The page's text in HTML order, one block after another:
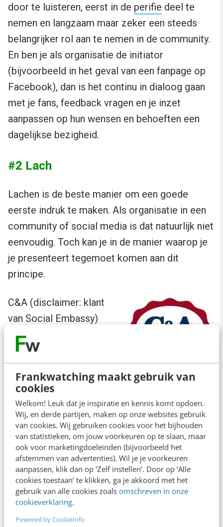
Frankwatching maakt gebruik van
cookies
Welkom! Leuk dat je inspiratie en kennis komt opdoen.
Wij, en derde partijen, maken op onze websites gebruik
van cookies. Wij gebruiken cookies voor het bijhouden
van statistieken, om jouw voorkeuren op te slaan, maar
ook voor marketingdoeleinden (bijvoorbeeld het
afstemmen van advertenties). Wil je je voorkeuren
aanpassen, klik dan op ‘Zelf instellen’. Door op ‘Alle
cookies toestaan’ te klikken, ga je akkoord met het
gebruik van alle cookies zoals omschreven in onze
cookieverklaring.
Powered by CookieInfo
door te luisteren, eerst in de perifie deel te
nemen en langzaam maar zeker een steeds
belangrijker rol aan te nemen in de community.
En ben je als organisatie de initiator
(bijvoorbeeld in het geval van een fanpage op
Facebook), dan is het continu in dialoog gaan
met je fans, feedback vragen en je inzet
aanpassen op hun wensen en behoeften een
dagelijkse bezigheid.
#2 Lach
Lachen is de beste manier om een goede
eerste indruk te maken. Als organisatie in een
community of social media is dat natuurlijk niet
eenvoudig. Toch kan je in de manier waarop je
je presenteert tegemoet komen aan dit
principe.
C&A (disclaimer: klant
van Social Embassy)
bijvoorbeeld, heeft
ervoor gekozen om
twee medewerkers
centraal te stellen op de
Facebookpagina . Ze beheren niet alleen fysiek
de pagina, ze worden ook actief naar voren
gebracht in de community, in de avatar, in de
welkomstaben in deberichten zelf(met een
afzender). Uiteraard lachen ze op de foto. Ook
de communicatie is vrolijk. Geeft mij in ieder
geval een goed gevoel.